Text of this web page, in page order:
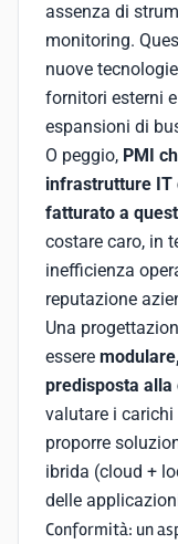
assenza di
monitoring.
nuove
fornitori esterni
espansioni di
O peggio, PMI
infrastrutture IT
fatturato a
costare caro, in
inefficienza
reputazione
Una
essere
predisposta alla
valutare i carichi
proporre
ibrida (cloud +
delle
Conformità: un